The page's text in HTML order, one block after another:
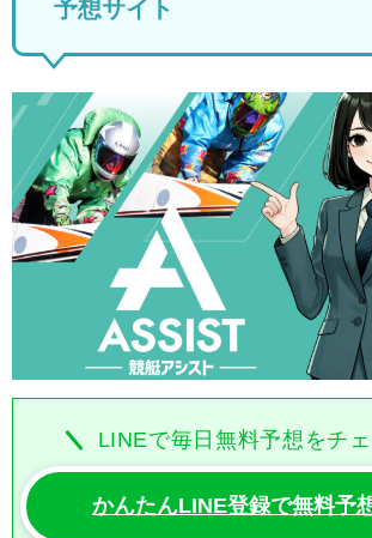
予想サイト
LINEで毎日無料予想をチェ
かんたんLINE登録で無料予